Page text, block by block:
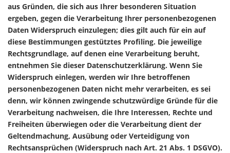
aus Gründen, die sich aus Ihrer besonderen Situation
ergeben, gegen die Verarbeitung Ihrer personenbezogenen
Daten Widerspruch einzulegen; dies gilt auch für ein auf
diese Bestimmungen gestütztes Profiling. Die jeweilige
Rechtsgrundlage, auf denen eine Verarbeitung beruht,
entnehmen Sie dieser Datenschutzerklärung. Wenn Sie
Widerspruch einlegen, werden wir Ihre betroffenen
personenbezogenen Daten nicht mehr verarbeiten, es sei
denn, wir können zwingende schutzwürdige Gründe für die
Verarbeitung nachweisen, die Ihre Interessen, Rechte und
Freiheiten überwiegen oder die Verarbeitung dient der
Geltendmachung, Ausübung oder Verteidigung von
Rechtsansprüchen (Widerspruch nach Art. 21 Abs. 1 DSGVO).